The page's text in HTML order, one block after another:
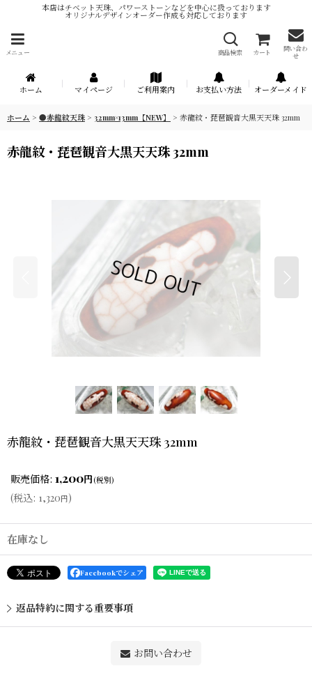
本店はチベット天珠、パワーストーンなどを中心に扱っております
オリジナルデザインオーダー作成も対応しております
メニュー 商品検索 カート
問い合わ
せ
ホーム マイページ ご利用案内 お支払い方法 オーダーメイド
ホーム > ●赤龍紋天珠 > 32mm×13mm【NEW】 > 赤龍紋・琵琶観音大黒天天珠 32mm
赤龍紋・琵琶観音大黒天天珠 32mm
赤龍紋・琵琶観音大黒天天珠 32mm
販売価格: 1,200円(税別)
(税込: 1,320円)
在庫なし
Facebookでシェア
返品特約に関する重要事項
お問い合わせ